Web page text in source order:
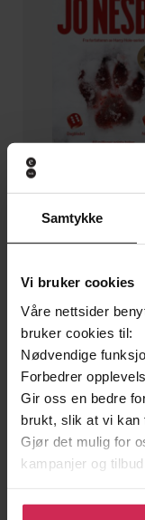
Samtykke
Vi bruker cookies
Våre nettsider
bruker cookies til:
Nødvendige
Forbedrer
Gir oss en bedre
brukt, slik at vi kan
Gjør det mulig for
kampanjer og
Klikk på «Godta
Jo Nesbø
Undertittel
Forfattere
Forlag